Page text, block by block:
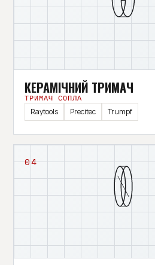
КЕРАМІЧНИЙ ТРИМАЧ
ТРИМАЧ СОПЛА
Raytools
Precitec Trumpf
04